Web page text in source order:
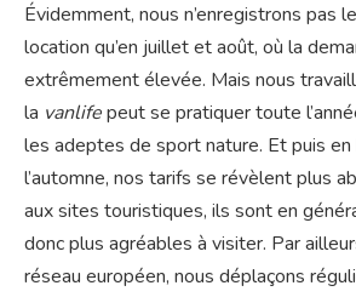
Évidemment, nous n’enregistrons pas
location qu’en juillet et août, où la
extrêmement élevée. Mais nous
la vanlifepeut se pratiquer toute
les adeptes de sport nature. Et puis en
l’automne, nos tarifs se révèlent plus
aux sites touristiques, ils sont en
donc plus agréables à visiter. Par
réseau européen, nous déplaçons